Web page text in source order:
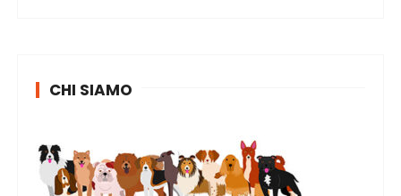
CHI SIAMO